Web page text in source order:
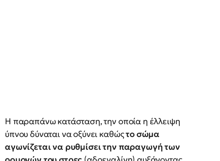
Η παραπάνω κατάσταση, την οποία η έλλειψη
ύπνου δύναται να οξύνει καθώςτο σώμα
αγωνίζεται να ρυθμίσει την παραγωγή των